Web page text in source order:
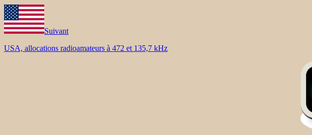
Suivant
USA, allocations radioamateurs à 472 et 135,7 kHz